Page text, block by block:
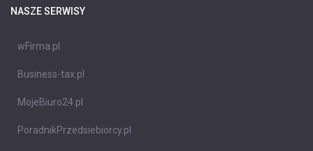
NASZE SERWISY
wFirma.pl
Business-tax.pl
MojeBiuro24.pl
PoradnikPrzedsiebiorcy.pl